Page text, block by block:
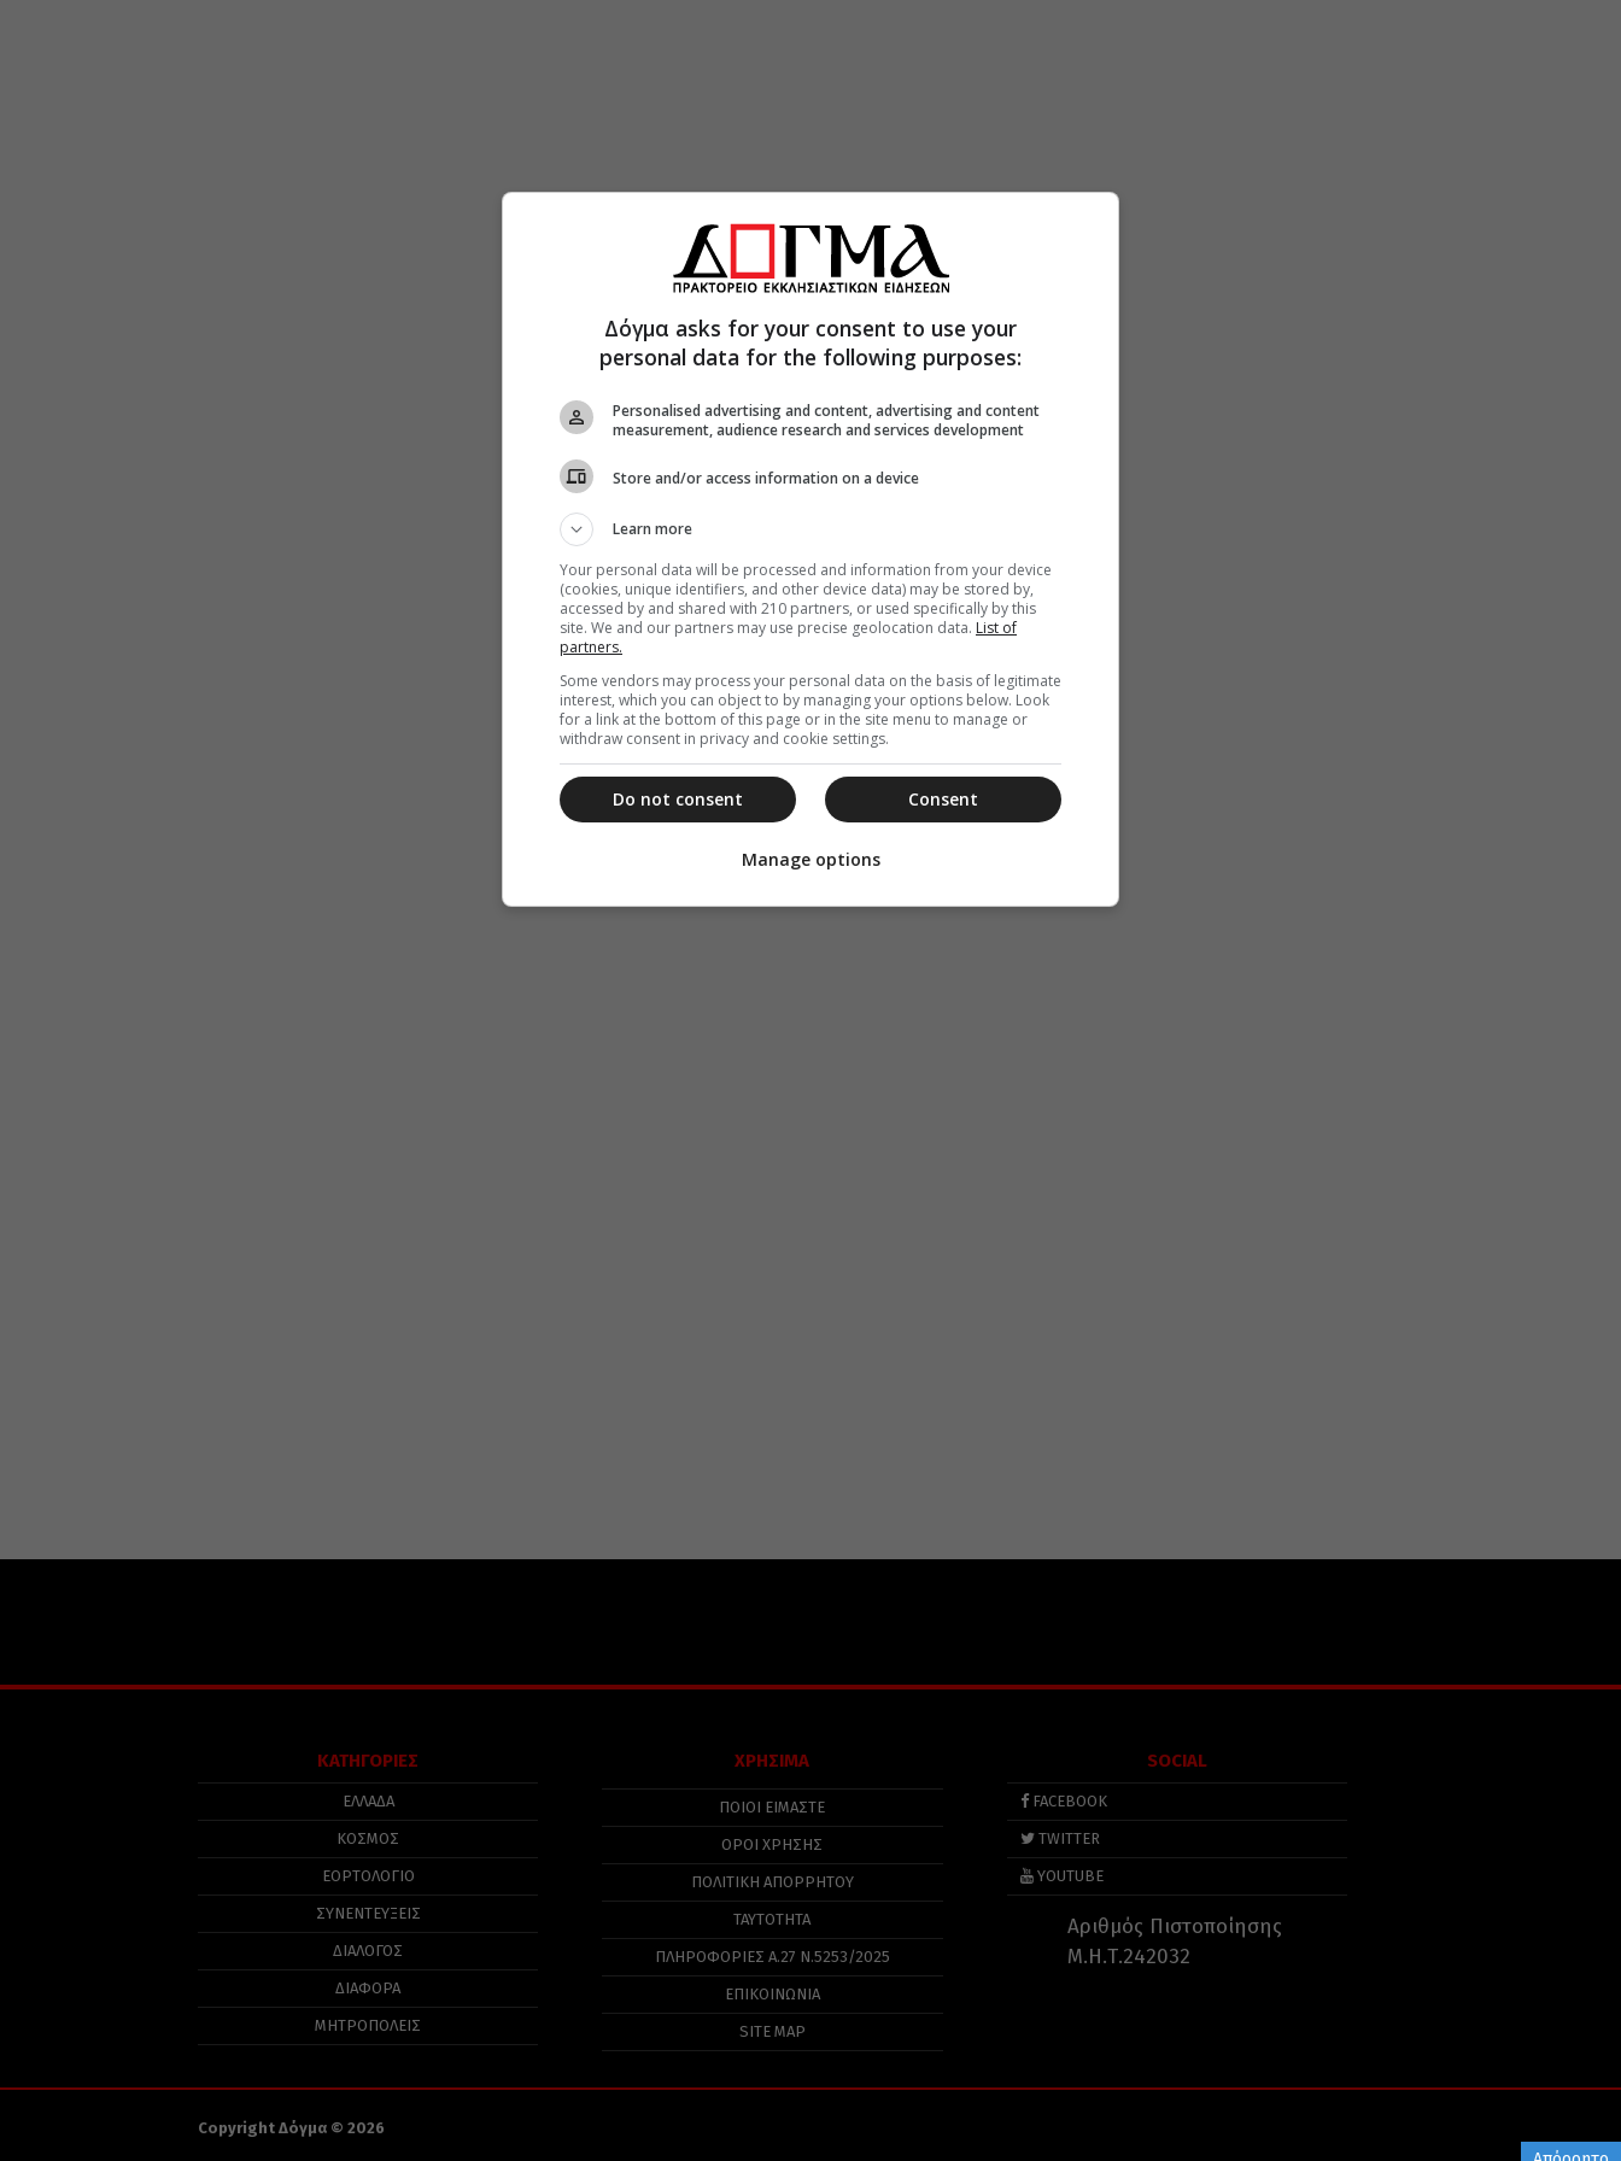
ΚΑΤΗΓΟΡΙΕΣ
ΕΛΛΑΔΑ
ΚΟΣΜΟΣ
ΕΟΡΤΟΛΟΓΙΟ
ΣΥΝΕΝΤΕΥΞΕΙΣ
ΔΙΑΛΟΓΟΣ
ΔΙΑΦΟΡΑ
ΜΗΤΡΟΠΟΛΕΙΣ
ΧΡΗΣΙΜΑ
ΠΟΙΟΙ ΕΙΜΑΣΤΕ
ΟΡΟΙ ΧΡΗΣΗΣ
ΠΟΛΙΤΙΚΉ ΑΠΟΡΡΉΤΟΥ
ΤΑΥΤΟΤΗΤΑ
ΠΛΗΡΟΦΟΡΊΕΣ Α.27 Ν.5253/2025
ΕΠΙΚΟΙΝΩΝΙΑ
SITE MAP
SOCIAL
FACEBOOK
TWITTER
YOUTUBE
Αριθμός Πιστοποίησης
Μ.Η.Τ.242032
Copyright Δόγμα © 2026
Δόγμα asks for your consent to use your
personal data for the following purposes:
Personalised advertising and content, advertising and content
measurement, audience research and services development
Store and/or access information on a device
Learn more
Your personal data will be processed and information from your device
(cookies, unique identifiers, and other device data) may be stored by,
accessed by and shared with 210 partners, or used specifically by this
site. We and our partners may use precise geolocation data. List of
partners.
Some vendors may process your personal data on the basis of legitimate
interest, which you can object to by managing your options below. Look
for a link at the bottom of this page or in the site menu to manage or
withdraw consent in privacy and cookie settings.
Consent
Do not consent
Manage options